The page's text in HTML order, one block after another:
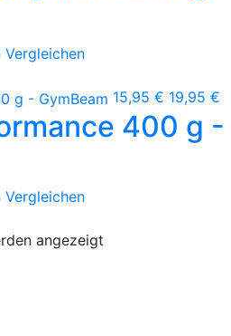
Vergleichen
15,95 € 19,95 €
400 g -
Vergleichen
angezeigt